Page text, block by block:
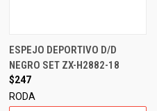
ESPEJO DEPORTIVO D/D
NEGRO SET ZX-H2882-18
$247
RODA